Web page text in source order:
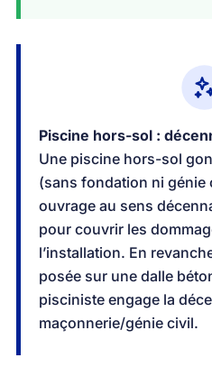
Piscine hors-sol :
Une piscine hors-sol
(sans fondation ni génie
ouvrage au sens
pour couvrir les
l’installation. En
posée sur une dalle
pisciniste engage la
maçonnerie/génie civil.